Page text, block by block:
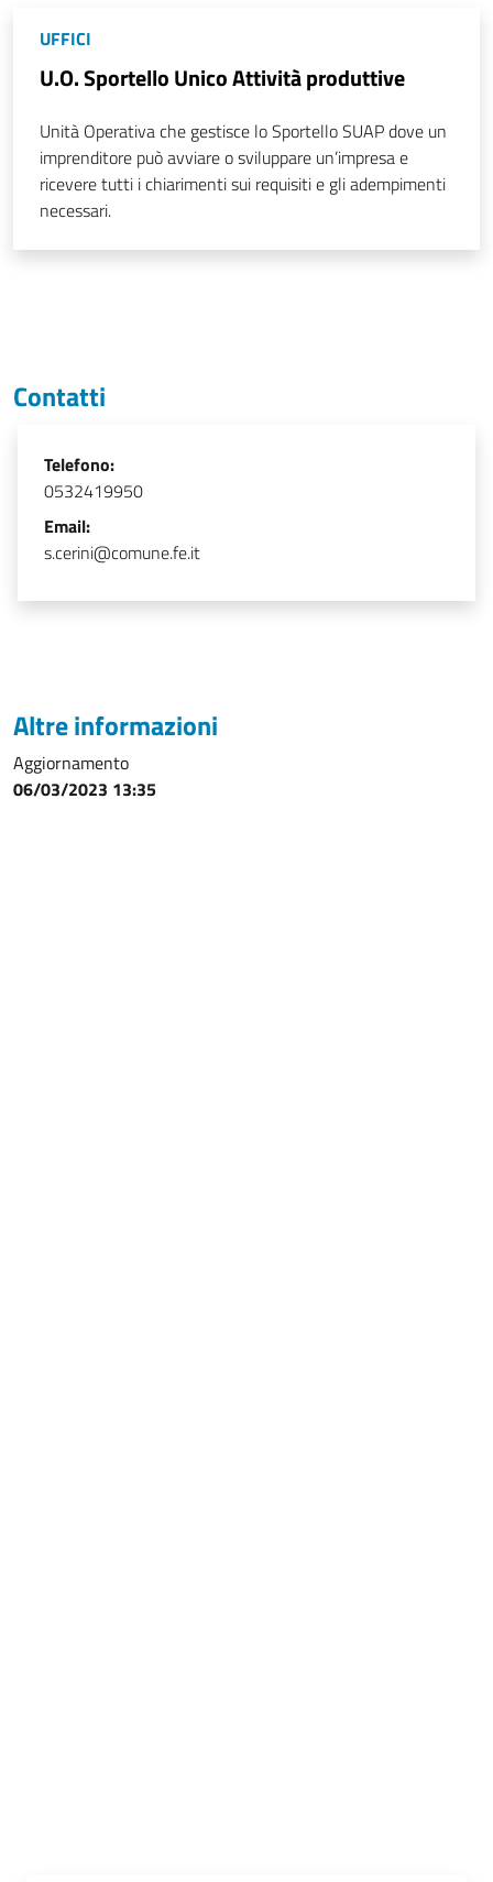
UFFICI
U.O. Sportello Unico Attività produttive
Unità Operativa che gestisce lo Sportello SUAP dove un
imprenditore può avviare o sviluppare un’impresa e
ricevere tutti i chiarimenti sui requisiti e gli adempimenti
necessari.
Contatti
Telefono:
0532419950
Email:
s.cerini@comune.fe.it
Altre informazioni
Aggiornamento
06/03/2023 13:35